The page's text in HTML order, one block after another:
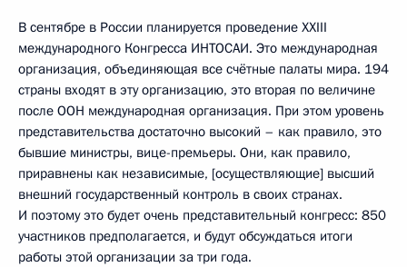
В сентябре в России планируется проведение XXIII
международного Конгресса ИНТОСАИ. Это международная
организация, объединяющая все счётные палаты мира. 194
страны входят в эту организацию, это вторая по величине
после ООН международная организация. При этом уровень
представительства достаточно высокий – как правило, это
бывшие министры, вице-премьеры. Они, как правило,
приравнены как независимые, [осуществляющие] высший
внешний государственный контроль в своих странах.
И поэтому это будет очень представительный конгресс: 850
участников предполагается, и будут обсуждаться итоги
работы этой организации за три года.